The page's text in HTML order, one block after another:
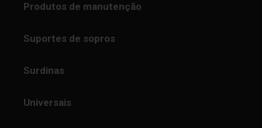
Produtos de manutenção
Suportes de sopros
Surdinas
Universais